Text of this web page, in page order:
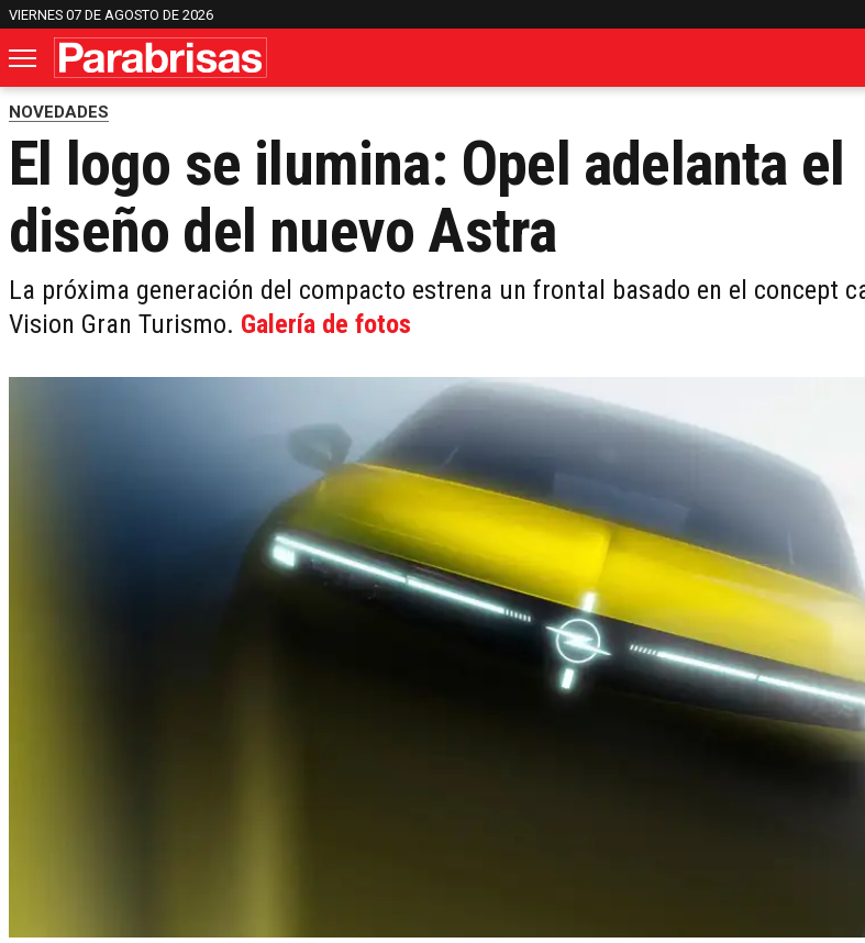
VIERNES 07 DE AGOSTO DE 2026
NOVEDADES
El logo se ilumina: Opel adelanta el
diseño del nuevo Astra
La próxima generación del compacto estrena un frontal basado en el concept
Vision Gran Turismo. Galería de fotos